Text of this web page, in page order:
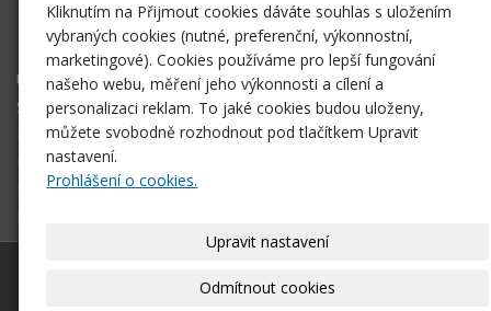
rkf.moravka(zavináč)doo.cz
+420 731 677 568 +420 731 625 681
Úvodní stránka
Svátosti
Historie
Farní zpravodaj
Dokumenty
Římskokatolická farnost Morávka
Kliknutím na Přijmout cookies dáváte souhlas s uložením
vybraných cookies (nutné, preferenční, výkonnostní,
marketingové). Cookies používáme pro lepší fungování
našeho webu, měření jeho výkonnosti a cílení a
personalizaci reklam. To jaké cookies budou uloženy,
můžete svobodně rozhodnout pod tlačítkem Upravit
nastavení.
Prohlášení o cookies.
Upravit nastavení
Odmítnout cookies